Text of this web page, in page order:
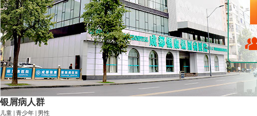
银屑病人群
儿童 青少年
男性